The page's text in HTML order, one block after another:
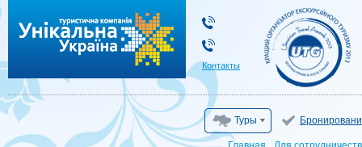
Контакты
Туры